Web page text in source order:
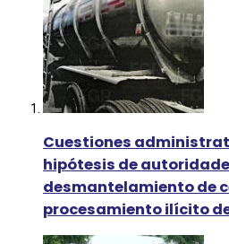
Cuestiones
hipótesis de
desmantelamiento de
procesamiento ilícito